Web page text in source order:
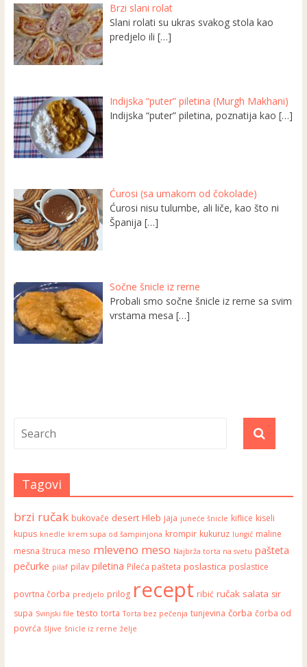
Brzi slani rolat
Slani rolati su ukras svakog stola kao
predjelo ili[…]
Indijska “puter” piletina (Murgh Makhani)
Indijska “puter” piletina, poznatija kao[…]
Ćurosi (sa umakom od čokolade)
Ćurosi nisu tulumbe, ali liče, kao što ni
Španija[…]
Sočne šnicle iz rerne
Probali smo sočne šnicle iz rerne sa svim
vrstama mesa[…]
Tagovi
brzi ručak bukovače desert Hleb jaja juneće šnicle kiflice kiseli
kupus knedle krem supa od šampinjona krompir kukuruz lungić maline
mesna štruca meso mleveno meso Najbrža torta na svetu pašteta
pečurke pilaf pilav piletina Pileća pašteta poslastica poslastice
povrtna čorba predjelo prilog recept ribić ručak salata sir
supa Svinjski file testo torta Torta bez pečenja tunjevina čorba čorba od
povrća šljive šnicle iz rerne želje